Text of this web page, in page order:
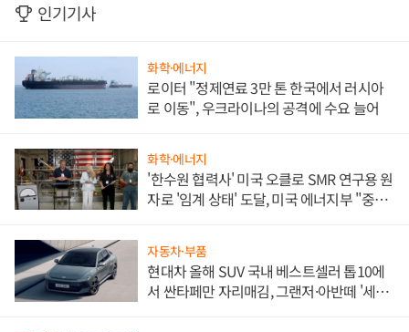
인기기사
화학·에너지
로이터 "정제연료 3만 톤 한국에서 러시아
로 이동", 우크라이나의 공격에 수요 늘어
화학·에너지
'한수원 협력사' 미국 오클로 SMR 연구용 원
자로 '임계 상태' 도달, 미국 에너지부 "중요
자동차·부품
현대차 올해 SUV 국내 베스트셀러 톱10에
서 싼타페만 자리매김, 그랜저·아반떼 '세단